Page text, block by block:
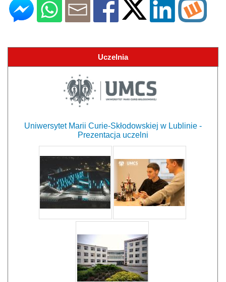
Uczelnia
Uniwersytet Marii Curie-Skłodowskiej w Lublinie -
Prezentacja uczelni